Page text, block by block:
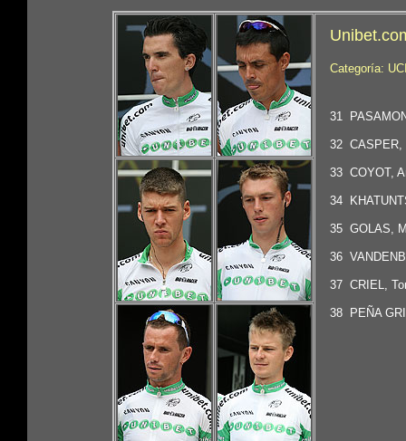
Categoría:
31
32 CASPER,
33 COYOT,
34
35 GOLAS,
36
37 CRIEL,
38 PEÑA